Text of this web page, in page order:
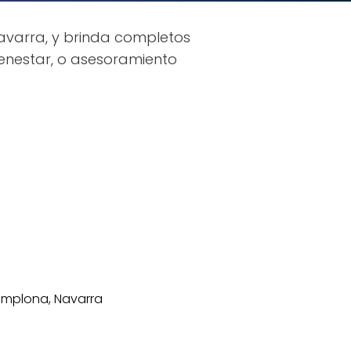
y brinda completos
o asesoramiento
Navarra